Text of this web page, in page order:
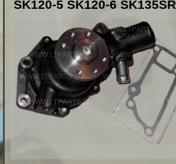
SK120-5 SK120-6 SK135SR